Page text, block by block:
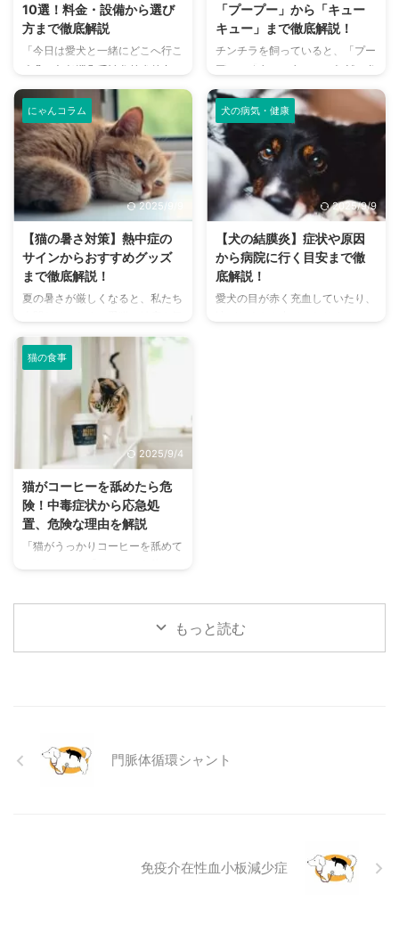
10選！料金・設備から選び
方まで徹底解説
「今日は愛犬と一緒にどこへ行こ
う？」とお悩みではありません
か？大阪には、広大な敷地でのび
のびと遊べるドッグランから、都
心でアクセスしやすい便利な施設
まで、魅力的なドッグランがたく
さんあります。 しかし、「初め
てドッグランに行くから不安」
「どの施設が愛犬に合っているか
わからない」という方も多いので
はないでしょうか。 この記事で
は、大阪府内にある人気のドッグ
ランを厳選し、料金、広さ、利用
条件、設備など、気になる情報を
網羅的に解説します。 さらに、
や、初心者でも安心して利用する
ための ...
「プープー」から「キュー
キュー」まで徹底解説！
チンチラを飼っていると、「プー
プー」「キューキュー」など、さ
まざまな鳴き声が聞こえてくるこ
とがありますよね。 チンチラは
犬や猫のように鳴き声で感情を表
現するため、その鳴き声の意味を
理解することは、愛チンチラとの
関係を深める上で非常に大切で
す。 この記事では、チンチラの
代表的な鳴き声の種類とその意味
を詳しく解説します。 さらに、
鳴き声からわかるストレスや病気
のサイン、チンチラが鳴く理由を
理解して良好な関係を築くための
ヒントもご紹介します。 この記
にゃんコラム
2025/9/9
【猫の暑さ対策】熱中症の
サインからおすすめグッズ
まで徹底解説！
夏の暑さが厳しくなると、私たち
になりますよね。特に猫は汗腺が
少なく、人間のように汗をかいて
体温を調節することが苦手なた
め、熱中症になりやすい動物で
す。 この記事では、猫の熱中症
の初期サインから、エアコンを使
わずにできる効果的な暑さ対策、
快適に過ごせるひんやりグッズの
さらに、留守番中の注意点や、猫
が本当に喜ぶ暑さ対策について、
当メディアの編集部が実際に試し
た体験談もご紹介します。この記
る ...
犬の病気・健康
2025/9/9
【犬の結膜炎】症状や原因
から病院に行く目安まで徹
底解説！
愛犬の目が赤く充血していたり、
...
猫の食事
2025/9/4
猫がコーヒーを舐めたら危
険！中毒症状から応急処
置、危険な理由を解説
「猫がうっかりコーヒーを舐めて
み物であるコーヒーには、猫にと
って非常に危険な成分であるカフ
に現れる症状や、すぐに取るべき
応急処置、そして日頃からできる
もっと読む
門脈体循環シャント
免疫介在性血小板減少症